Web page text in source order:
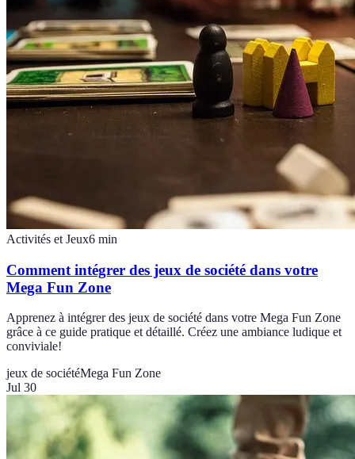
Activités et Jeux6 min
Comment intégrer des jeux de société dans votre
Mega Fun Zone
Apprenez à intégrer des jeux de société dans votre Mega Fun Zone
grâce à ce guide pratique et détaillé. Créez une ambiance ludique et
conviviale!
jeux de sociétéMega Fun Zone
Jul 30